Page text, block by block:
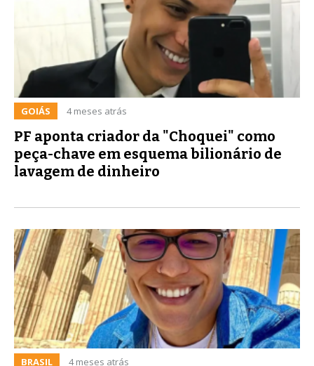
GOIÁS 4 meses atrás
PF aponta criador da "Choquei" como
peça-chave em esquema bilionário de
lavagem de dinheiro
BRASIL 4 meses atrás